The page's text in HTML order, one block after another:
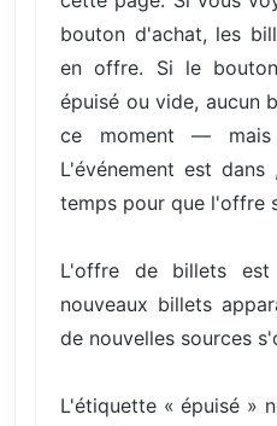
bouton d'achat, les
en offre. Si le
épuisé ou vide, aucun
ce moment — mais
L'événement est
temps pour que l'offre
L'offre de billets est
nouveaux billets
de nouvelles sources
L'étiquette « épuisé »